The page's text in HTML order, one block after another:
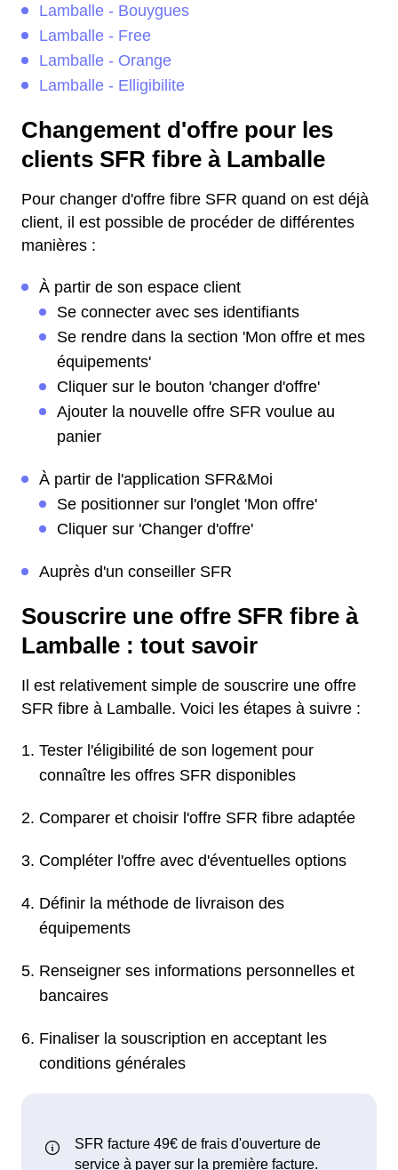
Lamballe - Bouygues
Lamballe - Free
Lamballe - Orange
Lamballe - Elligibilite
Changement d'offre pour les
clients SFR fibre à Lamballe
Pour changer d'offre fibre SFR quand on est déjà
client, il est possible de procéder de différentes
manières :
À partir de son espace client
Se connecter avec ses identifiants
Se rendre dans la section 'Mon offre et mes
équipements'
Cliquer sur le bouton 'changer d'offre'
Ajouter la nouvelle offre SFR voulue au
panier
À partir de l'application SFR&Moi
Se positionner sur l'onglet 'Mon offre'
Cliquer sur 'Changer d'offre'
Auprès d'un conseiller SFR
Souscrire une offre SFR fibre à
Lamballe : tout savoir
Il est relativement simple de souscrire une offre
SFR fibre à Lamballe. Voici les étapes à suivre :
Tester l'éligibilité de son logement pour
connaître les offres SFR disponibles
Comparer et choisir l'offre SFR fibre adaptée
Compléter l'offre avec d'éventuelles options
Définir la méthode de livraison des
équipements
Renseigner ses informations personnelles et
bancaires
Finaliser la souscription en acceptant les
conditions générales